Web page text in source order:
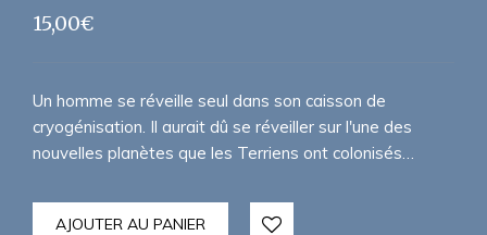
15,00€
Un homme se réveille seul dans son caisson de
cryogénisation. Il aurait dû se réveiller sur l'une des
nouvelles planètes que les Terriens ont colonisés…
AJOUTER AU PANIER